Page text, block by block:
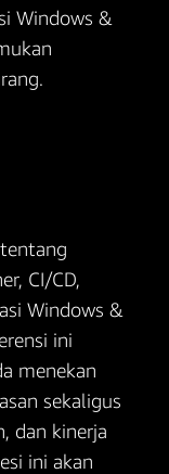
Windows &
CI/CD,
Windows &
ini
menekan
sekaligus
dan kinerja
ini akan